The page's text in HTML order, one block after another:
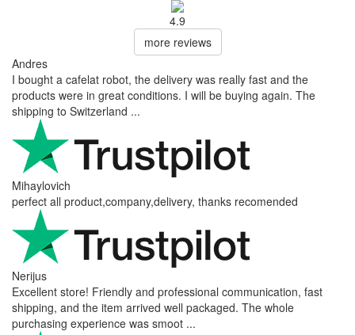
4.9
more reviews
Andres
I bought a cafelat robot, the delivery was really fast and the
products were in great conditions. I will be buying again. The
shipping to Switzerland ...
Mihaylovich
perfect all product,company,delivery, thanks recomended
Nerijus
Excellent store! Friendly and professional communication, fast
shipping, and the item arrived well packaged. The whole
purchasing experience was smoot ...